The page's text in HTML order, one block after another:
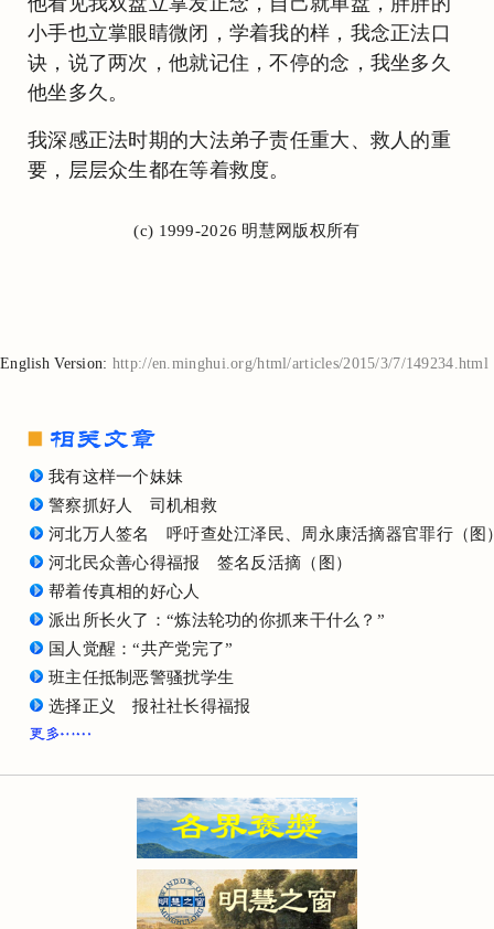
小手也立掌眼睛微闭，学着我的样，我念正法口
诀，说了两次，他就记住，不停的念，我坐多久
他坐多久。
我深感正法时期的大法弟子责任重大、救人的重
要，层层众生都在等着救度。
(c) 1999-2026 明慧网版权所有
English Version: http://en.minghui.org/html/articles/2015/3/7/149234.html
我有这样一个妹妹
警察抓好人 司机相救
河北万人签名 呼吁查处江泽民、周永康活摘器官罪行（图
河北民众善心得福报 签名反活摘（图）
帮着传真相的好心人
派出所长火了：“炼法轮功的你抓来干什么？”
国人觉醒：“共产党完了”
班主任抵制恶警骚扰学生
选择正义 报社社长得福报